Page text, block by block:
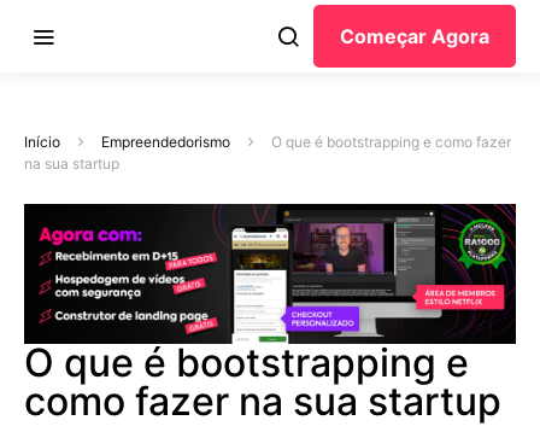
Começar Agora
Início Empreendedorismo
O que é bootstrapping e como fazer
na sua startup
O que é bootstrapping e
como fazer na sua startup